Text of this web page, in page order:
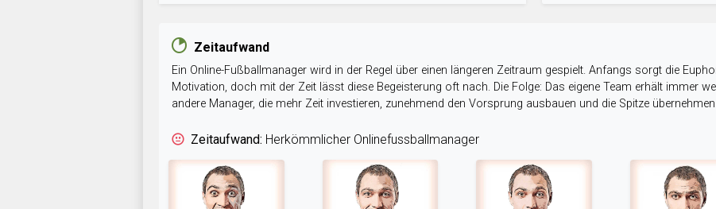
Zeitaufwand
Ein Online-Fußballmanager wird in der Regel über einen längeren Zeitraum gespielt. Anfangs sorgt die
Motivation, doch mit der Zeit lässt diese Begeisterung oft nach. Die Folge: Das eigene Team erhält immer
andere Manager, die mehr Zeit investieren, zunehmend den Vorsprung ausbauen und die Spitze
Zeitaufwand: Herkömmlicher Onlinefussballmanager